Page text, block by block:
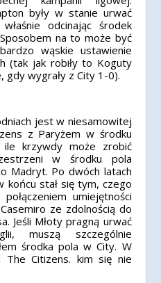
były w stanie urwać
odcinając środek
na to może być
wąskie ustawienie
(tak jak robiły to Koguty
gdy wygrały z City 1-0).
jest w niesamowitej
z Paryżem w środku
ile krzywdy może zrobić
w środku pola
Madryt. Po dwóch latach
końcu stał się tym, czego
umiejętności
ze zdolnością do
Jeśli Młoty pragną urwać
muszą szczególnie
środka pola w City. W
The Citizens. kim się nie